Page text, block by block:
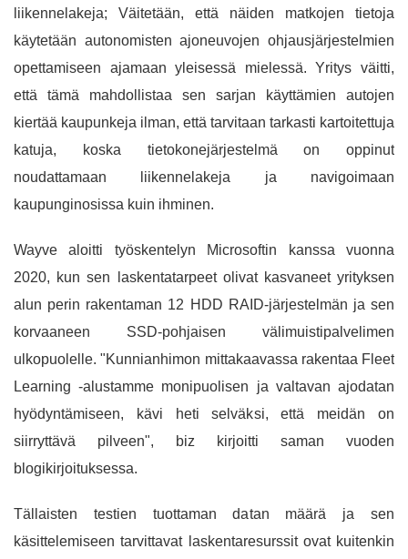
liikennelakeja; Väitetään, että näiden matkojen tietoja
käytetään autonomisten ajoneuvojen ohjausjärjestelmien
opettamiseen ajamaan yleisessä mielessä. Yritys väitti,
että tämä mahdollistaa sen sarjan käyttämien autojen
kiertää kaupunkeja ilman, että tarvitaan tarkasti kartoitettuja
katuja, koska tietokonejärjestelmä on oppinut
noudattamaan liikennelakeja ja navigoimaan
kaupunginosissa kuin ihminen.
Wayve aloitti työskentelyn Microsoftin kanssa vuonna
2020, kun sen laskentatarpeet olivat kasvaneet yrityksen
alun perin rakentaman 12 HDD RAID-järjestelmän ja sen
korvaaneen SSD-pohjaisen välimuistipalvelimen
ulkopuolelle. "Kunnianhimon mittakaavassa rakentaa Fleet
Learning -alustamme monipuolisen ja valtavan ajodatan
hyödyntämiseen, kävi heti selväksi, että meidän on
siirryttävä pilveen", biz kirjoitti saman vuoden
blogikirjoituksessa.
Tällaisten testien tuottaman datan määrä ja sen
käsittelemiseen tarvittavat laskentaresurssit ovat kuitenkin